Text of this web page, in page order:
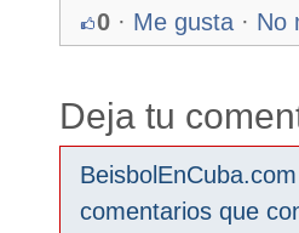
0 · Me gusta · No
Deja tu
comentarios que